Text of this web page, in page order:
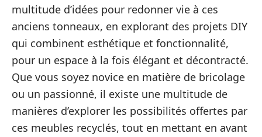
multitude d’idées pour redonner vie à ces
anciens tonneaux, en explorant des projets DIY
qui combinent esthétique et fonctionnalité,
pour un espace à la fois élégant et décontracté.
Que vous soyez novice en matière de bricolage
ou un passionné, il existe une multitude de
manières d’explorer les possibilités offertes par
ces meubles recyclés, tout en mettant en avant